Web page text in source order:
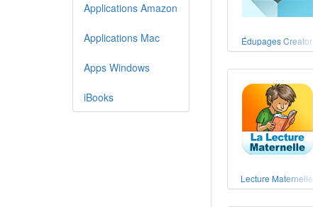
Édupages Creator
Lecture Maternelle
Applications Amazon
Applications Mac
Apps Windows
iBooks